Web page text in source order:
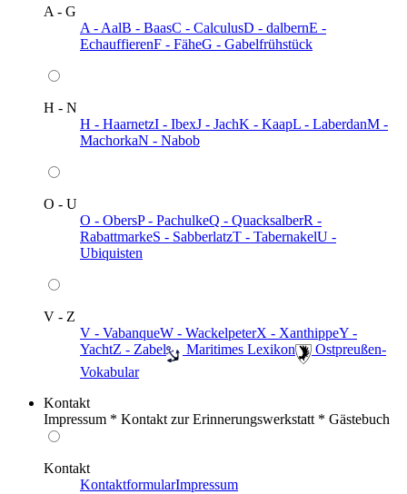
A - G
A - AalB - BaasC - CalculusD - dalbernE -
EchauffierenF - FäheG - Gabelfrühstück
H - N
H - HaarnetzI - IbexJ - JachK - KaapL - LaberdanM -
MachorkaN - Nabob
O - U
O - ObersP - PachulkeQ - QuacksalberR -
RabattmarkeS - SabberlatzT - TabernakelU -
Ubiquisten
V - Z
V - VabanqueW - WackelpeterX - XanthippeY -
YachtZ - Zabel ️ Maritimes Lexikon
️ Ostpreußen-
Vokabular
Kontakt
Impressum * Kontakt zur Erinnerungswerkstatt * Gästebuch
Kontakt
KontaktformularImpressum